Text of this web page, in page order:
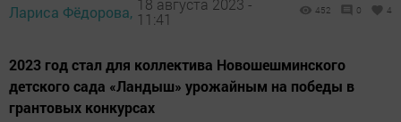
Лариса Фёдорова, 18 августа 2023 -
11:41
452 0 4
2023 год стал для коллектива Новошешминского
детского сада «Ландыш» урожайным на победы в
грантовых конкурсах